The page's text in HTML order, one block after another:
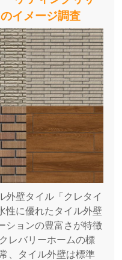
イメージ調査
外壁タイル「クレタイ
性に優れたタイル外壁
ションの豊富さが特徴
レバリーホームの標
、タイル外壁は標準